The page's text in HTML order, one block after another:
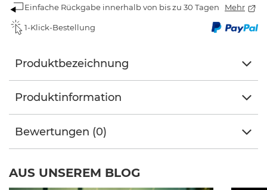
Einfache Rückgabe innerhalb von bis zu 30 Tagen Mehr
1-Klick-Bestellung
Produktbezeichnung
Produktinformation
Bewertungen (0)
AUS UNSEREM BLOG